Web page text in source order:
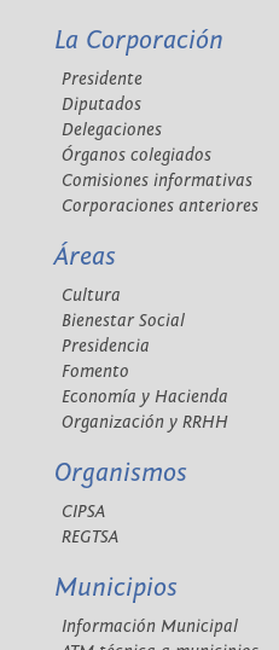
La Corporación
Presidente
Diputados
Delegaciones
Órganos colegiados
Comisiones informativas
Corporaciones anteriores
Áreas
Cultura
Bienestar Social
Presidencia
Fomento
Economía y Hacienda
Organización y RRHH
Organismos
CIPSA
REGTSA
Municipios
Información Municipal